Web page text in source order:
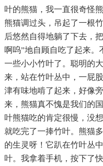
叶的熊猫，我一直很奇怪
熊猫调过头，吊起了一根
后悠然自得地躺了下去，
啊呜”地自顾自吃了起来
一些小小竹叶了。聪明的
来，站在竹叶丛中，一屁
津有味地啃了起来，好像
来，熊猫真不愧是我们的
叶熊猫吃的肯定很慢，没
就吃完了一捧竹叶。熊猫
的生灵呀！它趴在竹叶丛
叶。我拿着手机，按下了